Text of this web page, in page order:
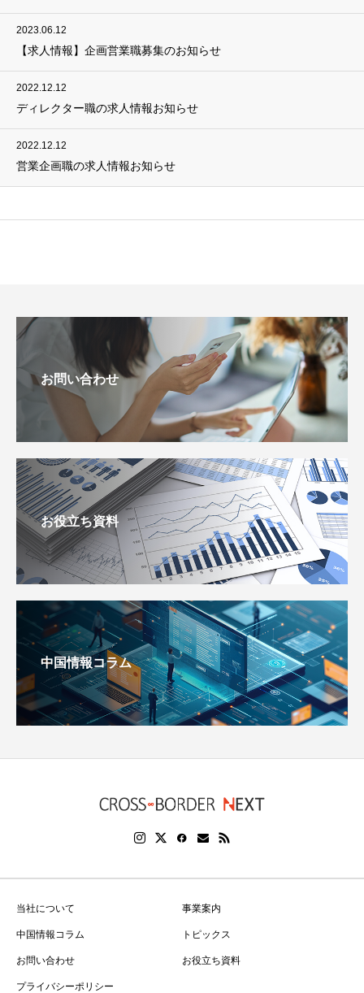
2023.06.12
【求人情報】企画営業職募集のお知らせ
2022.12.12
ディレクター職の求人情報お知らせ
2022.12.12
営業企画職の求人情報お知らせ
お問い合わせ
お役立ち資料
中国情報コラム
当社について 事業案内
中国情報コラム トピックス
お問い合わせ お役立ち資料
プライバシーポリシー